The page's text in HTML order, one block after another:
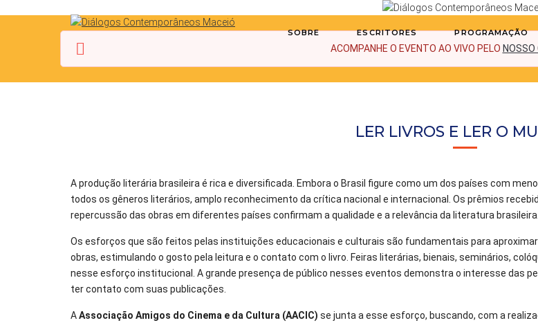
SOBRE ESCRITORES PROGRAMAÇÃO
ACOMPANHE O EVENTO AO VIVO PELO
LER LIVROS E LER O
A produção literária brasileira é rica e diversificada. Embora o Brasil figure como um dos países com
todos os gêneros literários, amplo reconhecimento da crítica nacional e internacional. Os prêmios
repercussão das obras em diferentes países confirmam a qualidade e a relevância da literatura brasileira.
Os esforços que são feitos pelas instituições educacionais e culturais são fundamentais para
obras, estimulando o gosto pela leitura e o contato com o livro. Feiras literárias, bienais, seminários,
nesse esforço institucional. A grande presença de público nesses eventos demonstra o interesse das
ter contato com suas publicações.
AAssociação Amigos do Cinema e da Cultura (AACIC) se junta a esse esforço, buscando, com a